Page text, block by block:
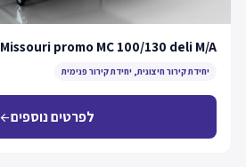
Missouri promo MC 100/130 deli M/A
יחידת קירור חיצונית, יחידת קירור פנימית
לפרטים נוספיםarrow_back